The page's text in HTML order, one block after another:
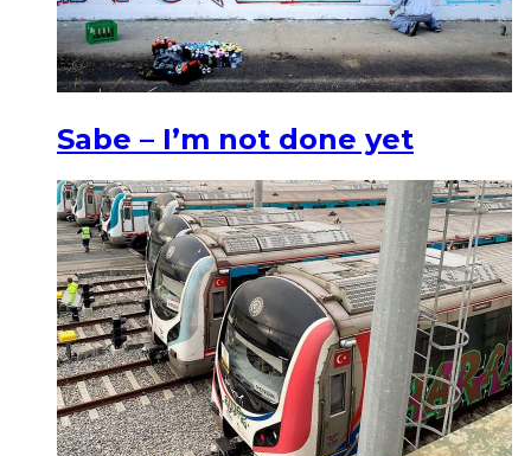
Sabe – I’m not done yet